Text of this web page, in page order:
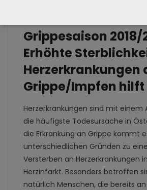
Grippesaison 2018/
Erhöhte
Herzerkrankungen
Grippe/Impfen hilft
Herzerkrankungen sind mit einem
die häufigste Todesursache in
die Erkrankung an Grippe kommt
unterschiedlichen Gründen zu
Versterben an Herzerkrankungen
Herzinfarkt. Besonders betroffen
natürlich Menschen, die bereits